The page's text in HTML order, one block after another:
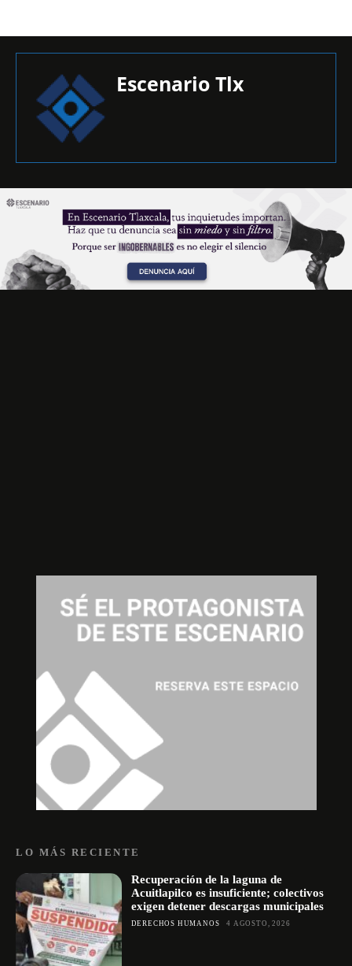
Escenario Tlx
LO MÁS RECIENTE
Recuperación de la laguna de
Acuitlapilco es insuficiente; colectivos
exigen detener descargas municipales
DERECHOS HUMANOS 4 AGOSTO, 2026